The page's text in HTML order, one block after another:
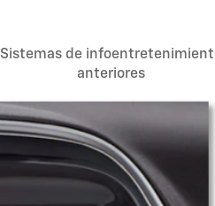
Sistemas de
anteriores